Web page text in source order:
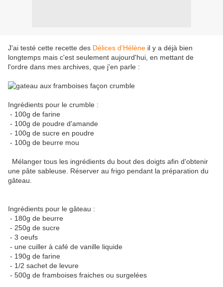
J'ai testé cette recette des Délices d'Hélène il y a déjà bien
longtemps mais c'est seulement aujourd'hui, en mettant de
l'ordre dans mes archives, que j'en parle :
Ingrédients pour le crumble :
- 100g de farine
- 100g de poudre d'amande
- 100g de sucre en poudre
- 100g de beurre mou
Mélanger tous les ingrédients du bout des doigts afin d'obtenir
une pâte sableuse. Réserver au frigo pendant la préparation du
gâteau.
Ingrédients pour le gâteau :
- 180g de beurre
- 250g de sucre
- 3 oeufs
- une cuiller à café de vanille liquide
- 190g de farine
- 1/2 sachet de levure
- 500g de framboises fraiches ou surgelées